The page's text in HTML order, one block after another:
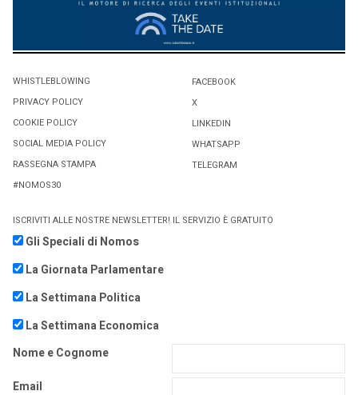
WHISTLEBLOWING
PRIVACY POLICY
COOKIE POLICY
SOCIAL MEDIA POLICY
RASSEGNA STAMPA
#NOMOS30
FACEBOOK
X
LINKEDIN
WHATSAPP
TELEGRAM
ISCRIVITI ALLE NOSTRE NEWSLETTER! IL SERVIZIO È GRATUITO
Gli Speciali di Nomos
La Giornata Parlamentare
La Settimana Politica
La Settimana Economica
Nome e Cognome
Email